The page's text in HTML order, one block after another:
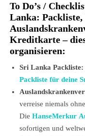
To Do’s /
Lanka: Packliste,
Kreditkarte –
organisieren:
Sri Lanka Packliste:
Packliste für deine
verreise niemals
Die HanseMerkur
sofortigen und